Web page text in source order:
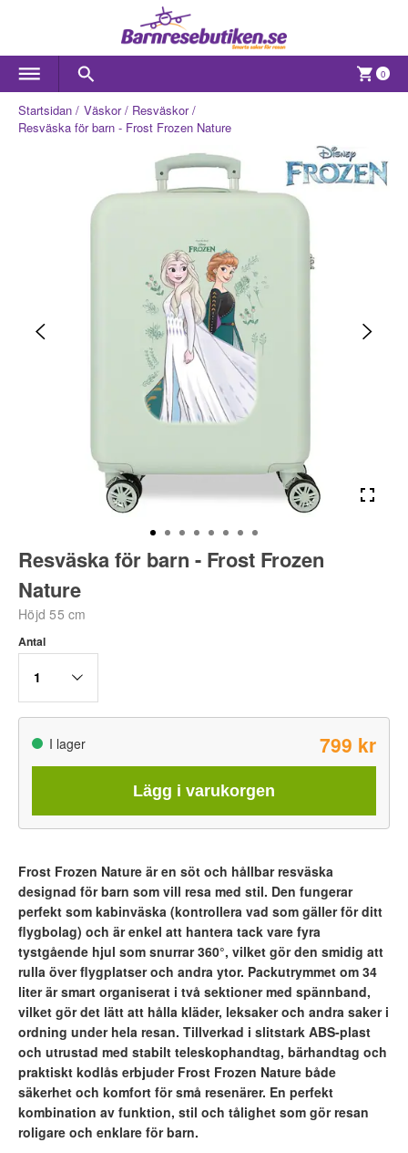
0
Startsidan Väskor
Resväskor
Resväska för barn - Frost Frozen Nature
Resväska för barn - Frost Frozen
Nature
Höjd 55 cm
Antal
1
I lager 799 kr
Lägg i varukorgen
Frost Frozen Nature är en söt och hållbar resväska
designad för barn som vill resa med stil. Den fungerar
perfekt som kabinväska (kontrollera vad som gäller för ditt
flygbolag) och är enkel att hantera tack vare fyra
tystgående hjul som snurrar 360°, vilket gör den smidig att
rulla över flygplatser och andra ytor. Packutrymmet om 34
liter är smart organiserat i två sektioner med spännband,
vilket gör det lätt att hålla kläder, leksaker och andra saker i
ordning under hela resan. Tillverkad i slitstark ABS-plast
och utrustad med stabilt teleskophandtag, bärhandtag och
praktiskt kodlås erbjuder Frost Frozen Nature både
säkerhet och komfort för små resenärer. En perfekt
kombination av funktion, stil och tålighet som gör resan
roligare och enklare för barn.